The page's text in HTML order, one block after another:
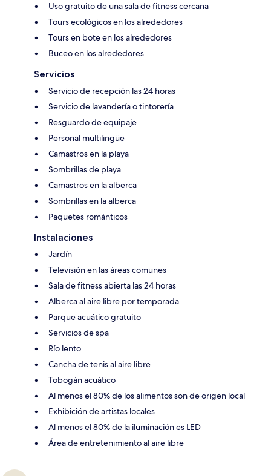
Uso gratuito de una sala de fitness cercana
Tours ecológicos en los alrededores
Tours en bote en los alrededores
Buceo en los alrededores
Servicios
Servicio de recepción las 24 horas
Servicio de lavandería o tintorería
Resguardo de equipaje
Personal multilingüe
Camastros en la playa
Sombrillas de playa
Camastros en la alberca
Sombrillas en la alberca
Paquetes románticos
Instalaciones
Jardín
Televisión en las áreas comunes
Sala de fitness abierta las 24 horas
Alberca al aire libre por temporada
Parque acuático gratuito
Servicios de spa
Río lento
Cancha de tenis al aire libre
Tobogán acuático
Al menos el 80% de los alimentos son de origen local
Exhibición de artistas locales
Al menos el 80% de la iluminación es LED
Área de entretenimiento al aire libre